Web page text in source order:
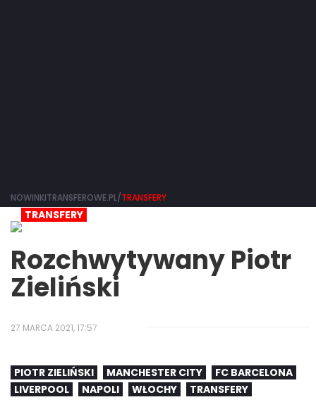
NOWINKITRANSFEROWE.PL/TRANSFERY
TRANSFERY
Rozchwytywany Piotr
Zieliński
27 MARCA 2021, 17:57
PIOTR ZIELIŃSKI MANCHESTER CITY
FC BARCELONA
LIVERPOOL
NAPOLI WŁOCHY TRANSFERY